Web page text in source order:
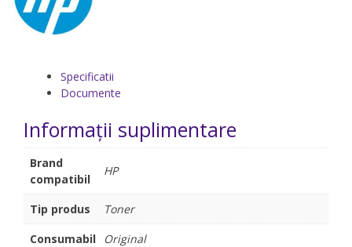
Specificatii
Documente
Informații suplimentare
Brand
compatibil
HP
Tip produs
Toner
Consumabil
Original